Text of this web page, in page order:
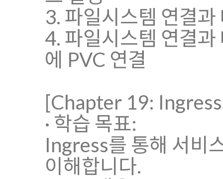
3. 파일시스템 연결
4. 파일시스템 연결
에 PVC 연결
[Chapter 19:
· 학습 목표:
Ingress를 통해 서비
이해합니다.